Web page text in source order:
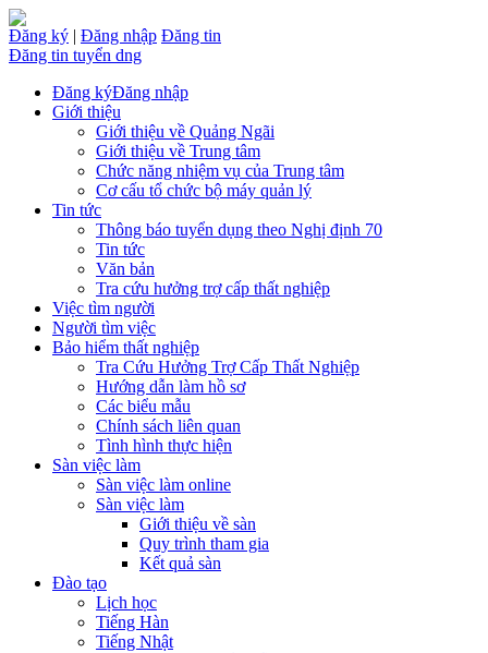
Đăng ký | Đăng nhập Đăng tin
Đăng tin tuyển dng
Đăng kýĐăng nhập
Giới thiệu
Giới thiệu về Quảng Ngãi
Giới thiệu về Trung tâm
Chức năng nhiệm vụ của Trung tâm
Cơ cấu tổ chức bộ máy quản lý
Tin tức
Thông báo tuyển dụng theo Nghị định 70
Tin tức
Văn bản
Tra cứu hưởng trợ cấp thất nghiệp
Việc tìm người
Người tìm việc
Bảo hiểm thất nghiệp
Tra Cứu Hưởng Trợ Cấp Thất Nghiệp
Hướng dẫn làm hồ sơ
Các biểu mẫu
Chính sách liên quan
Tình hình thực hiện
Sàn việc làm
Sàn việc làm online
Sàn việc làm
Giới thiệu về sàn
Quy trình tham gia
Kết quả sàn
Đào tạo
Lịch học
Tiếng Hàn
Tiếng Nhật